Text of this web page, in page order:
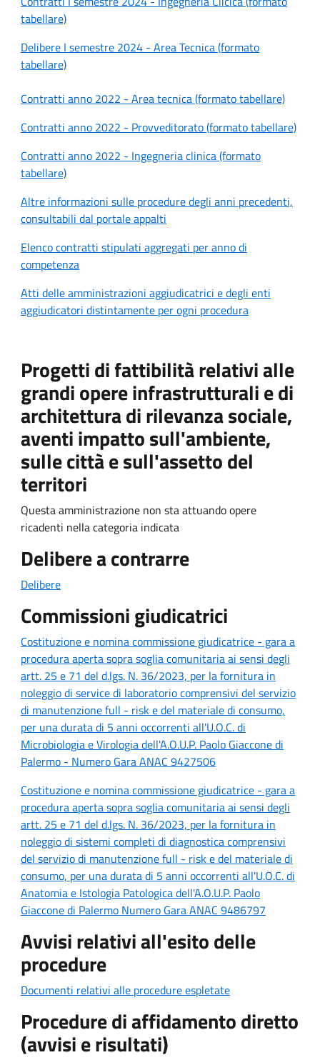
tabellare)
Delibere I semestre 2024 - Area Tecnica (formato
tabellare)
Contratti anno 2022 - Area tecnica (formato tabellare)
Contratti anno 2022 - Provveditorato (formato tabellare)
Contratti anno 2022 - Ingegneria clinica (formato
tabellare)
Altre informazioni sulle procedure degli anni precedenti,
consultabili dal portale appalti
Elenco contratti stipulati aggregati per anno di
competenza
Atti delle amministrazioni aggiudicatrici e degli enti
aggiudicatori distintamente per ogni procedura
Progetti di fattibilità relativi alle
grandi opere infrastrutturali e di
architettura di rilevanza sociale,
aventi impatto sull'ambiente,
sulle città e sull'assetto del
territori
Questa amministrazione non sta attuando opere
ricadenti nella categoria indicata
Delibere a contrarre
Delibere
Commissioni giudicatrici
Costituzione e nomina commissione giudicatrice - gara a
procedura aperta sopra soglia comunitaria ai sensi degli
artt. 25 e 71 del d.lgs. N. 36/2023, per la fornitura in
noleggio di service di laboratorio comprensivi del servizio
di manutenzione full - risk e del materiale di consumo,
per una durata di 5 anni occorrenti all'U.O.C. di
Microbiologia e Virologia dell'A.O.U.P. Paolo Giaccone di
Palermo - Numero Gara ANAC 9427506
Costituzione e nomina commissione giudicatrice - gara a
procedura aperta sopra soglia comunitaria ai sensi degli
artt. 25 e 71 del d.lgs. N. 36/2023, per la fornitura in
noleggio di sistemi completi di diagnostica comprensivi
del servizio di manutenzione full - risk e del materiale di
consumo, per una durata di 5 anni occorrenti all'U.O.C. di
Anatomia e Istologia Patologica dell'A.O.U.P. Paolo
Giaccone di Palermo Numero Gara ANAC 9486797
Avvisi relativi all'esito delle
procedure
Documenti relativi alle procedure espletate
Procedure di affidamento diretto
(avvisi e risultati)